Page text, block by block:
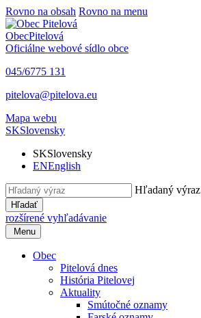
Rovno na obsah Rovno na menu
ObecPitelová
Oficiálne webové sídlo obce
045/6775 131
pitelova@pitelova.eu
Mapa webu
SKSlovensky
SKSlovensky
ENEnglish
Hľadaný výraz
Hľadať
rozšírené vyhľadávanie
Menu
Obec
Pitelová dnes
História Pitelovej
Aktuality
Smútočné oznamy